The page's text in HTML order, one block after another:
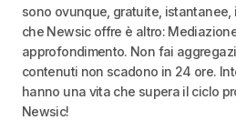
sono ovunque, gratuite, istantanee,
che Newsic offre è altro:
approfondimento. Non fai
contenuti non scadono in 24 ore.
hanno una vita che supera il ciclo
Newsic!